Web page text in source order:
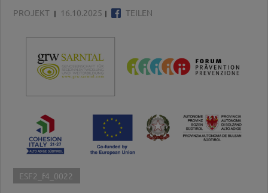
PROJEKT 16.10.2025 TEILEN
ESF2_f4_0022